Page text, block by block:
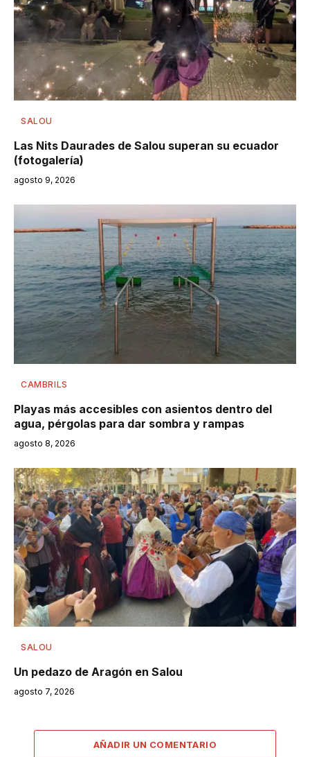
SALOU
Las Nits Daurades de Salou superan su ecuador
(fotogalería)
agosto 9, 2026
CAMBRILS
Playas más accesibles con asientos dentro del
agua, pérgolas para dar sombra y rampas
agosto 8, 2026
SALOU
Un pedazo de Aragón en Salou
agosto 7, 2026
AÑADIR UN COMENTARIO